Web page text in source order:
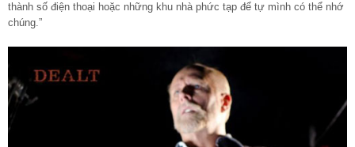
thành số điện thoại hoặc những khu nhà phức tạp để tự mình có thể nhớ
chúng.”